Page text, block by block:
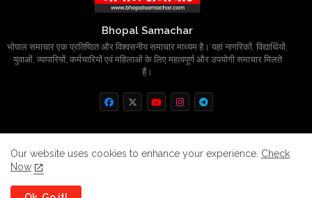
Bhopal Samachar
भोपाल समाचार एक प्रतिष्ठित और विश्वसनीय समाचार माध्यम है। यहां नागरिकों, विद्यार्थियों,
युवाओं, व्यापारियों, कर्मचारियों एवं महिलाओं के लिए महत्वपूर्ण और उपयोगी समाचार मिलते
हैं।
Home About Contact us
Privacy Policy
Our website uses cookies to enhance your experience. Check
Now